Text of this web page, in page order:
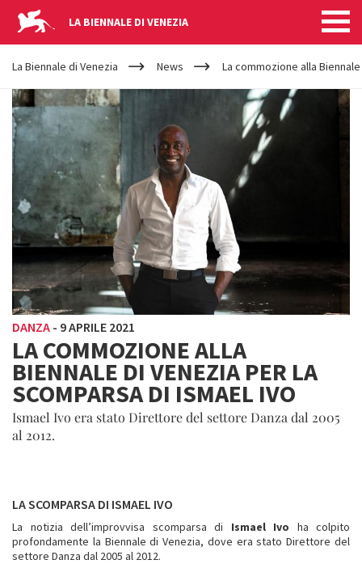
LA BIENNALE DI VENEZIA
YOUR
ARE
HERE
La Biennale di Venezia News La commozione alla
DANZA - 9 APRILE 2021
LA COMMOZIONE ALLA
BIENNALE DI VENEZIA PER LA
SCOMPARSA DI ISMAEL IVO
Ismael Ivo era stato Direttore del settore Danza dal 2005
al 2012.
LA SCOMPARSA DI ISMAEL IVO
La notizia dell’improvvisa scomparsa di Ismael Ivo ha colpito
profondamente la Biennale di Venezia, dove era stato Direttore del
settore Danza dal 2005 al 2012.